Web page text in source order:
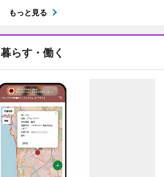
もっと見る
暮らす・働く